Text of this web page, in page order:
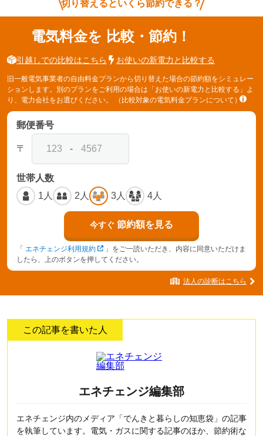
切り替えるといくら節約できる？
電気料金を 比較・節約！
引越しでの比較はこちら お使いの新電力と比較する
旧一般電気事業者の自由料金プランから切り替えた場合の節約額をシミュレー
ションします。別のプランをご利用の場合は「お使いの新電力と比較する」よ
り、電力会社をお選びください。
（比較対象の電気料金プランについて）
郵便番号
〒 -
世帯人数
1人
2人 3人 4人
今すぐ 節約額を見る
「 エネチェンジ利用規約
」をご一読いただき、内容に同意いただけま
したら、上のボタンを押してください。
法人の診断はこちら
この記事を書いた人
エネチェンジ編集部
エネチェンジ内のメディア「でんきと暮らしの知恵袋」の記事
を執筆しています。電気・ガスに関する記事のほか、節約術な